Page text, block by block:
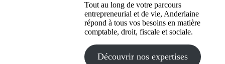
Tout au long de votre parcours
entrepreneurial et de vie, Anderlaine
répond à tous vos besoins en matière
comptable, droit, fiscale et sociale.
Découvrir nos expertises